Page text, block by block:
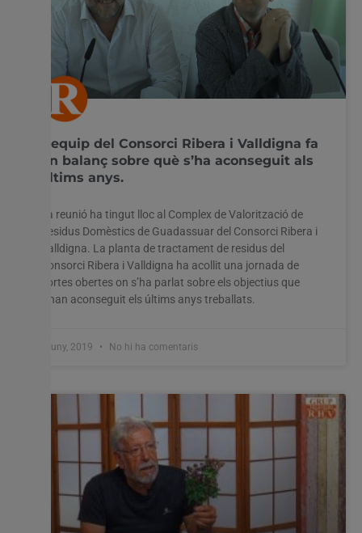
L’equip del Consorci Ribera i Valldigna fa
un balanç sobre què s’ha aconseguit als
últims anys.
La reunió ha tingut lloc al Complex de Valorització de
Residus Domèstics de Guadassuar del Consorci Ribera i
Valldigna. La planta de tractament de residus del
Consorci Ribera i Valldigna ha acollit una jornada de
portes obertes on s’ha parlat sobre els objectius que
s’han aconseguit els últims anys treballats.
5 juny, 2019 No hi ha comentaris